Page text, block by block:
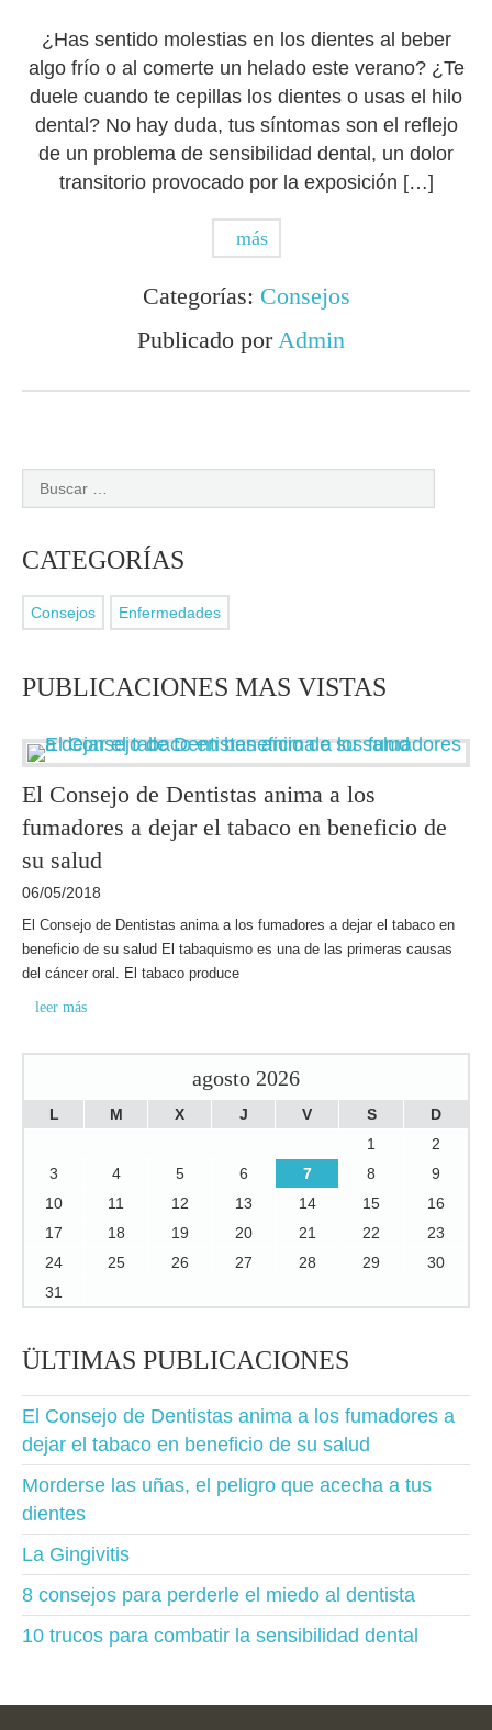
¿Has sentido molestias en los dientes al beber
algo frío o al comerte un helado este verano? ¿Te
duele cuando te cepillas los dientes o usas el hilo
dental? No hay duda, tus síntomas son el reflejo
de un problema de sensibilidad dental, un dolor
transitorio provocado por la exposición […]
más
Categorías: Consejos
Publicado porAdmin
CATEGORÍAS
Consejos Enfermedades
PUBLICACIONES MAS VISTAS
El Consejo de Dentistas anima a los
fumadores a dejar el tabaco en beneficio de
su salud
06/05/2018
El Consejo de Dentistas anima a los fumadores a dejar el tabaco en
beneficio de su salud El tabaquismo es una de las primeras causas
del cáncer oral. El tabaco produce
leer más
agosto 2026
L M X J V S
D
1
2
3
4 5 6 7 8
9
10
11 12 13 14 15
16
17
18 19 20 21 22
23
24
25 26 27 28 29
30
31
ÜLTIMAS PUBLICACIONES
El Consejo de Dentistas anima a los fumadores a
dejar el tabaco en beneficio de su salud
Morderse las uñas, el peligro que acecha a tus
dientes
La Gingivitis
8 consejos para perderle el miedo al dentista
10 trucos para combatir la sensibilidad dental